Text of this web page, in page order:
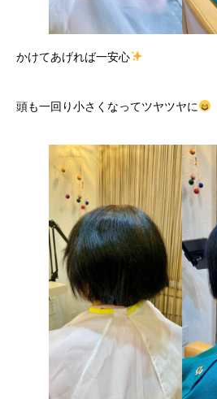
かけてあげれば一安心
頭も一回り小さくなってツヤツヤに